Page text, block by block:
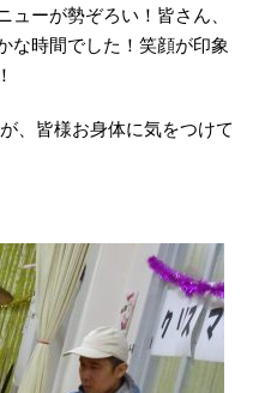
ーが勢ぞろい！皆さん、
な時間でした！笑顔が印象
、皆様お身体に気をつけて